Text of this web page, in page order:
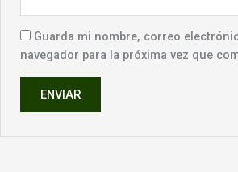
Guarda mi nombre, correo
navegador para la próxima vez que